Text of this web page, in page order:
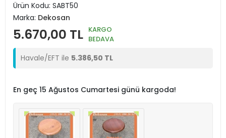
Ürün Kodu: SABT50
Marka: Dekosan
5.670,00 TL KARGO
BEDAVA
Havale/EFT ile 5.386,50 TL
En geç 15 Ağustos Cumartesi günü kargoda!